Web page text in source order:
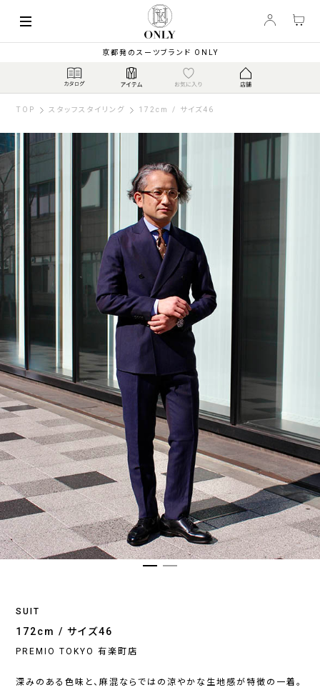
京都発のスーツブランド ONLY
TOP スタッフスタイリング 172cm / サイズ46
SUIT
172cm / サイズ46
PREMIO TOKYO 有楽町店
深みのある色味と、麻混ならではの涼やかな生地感が特徴の一着。